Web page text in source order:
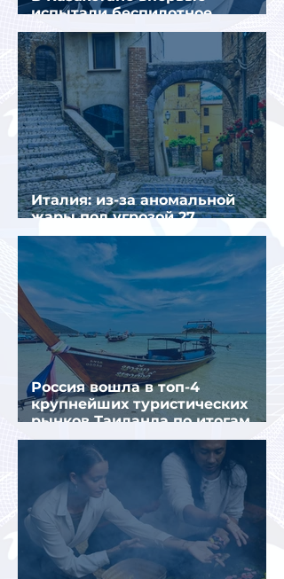
испытали беспилотное
аэротакси с пассажирами
Италия: из-за аномальной
жары под угрозой 27
крупнейших городов
Россия вошла в топ-4
крупнейших туристических
рынков Таиланда по итогам
семи месяцев 2026 года